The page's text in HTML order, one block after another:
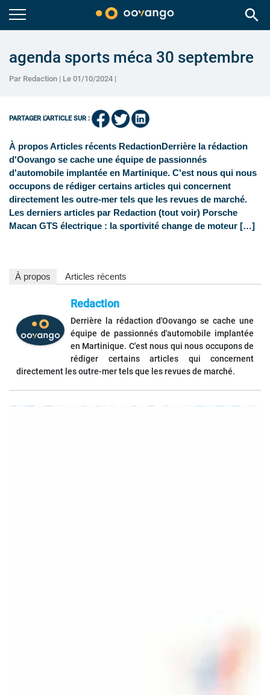
search
agenda sports méca 30 septembre
Par Redaction | Le 01/10/2024 |
PARTAGER L'ARTICLE SUR :
À propos Articles récents RedactionDerrière la rédaction
d'Oovango se cache une équipe de passionnés
d'automobile implantée en Martinique. C'est nous qui nous
occupons de rédiger certains articles qui concernent
directement les outre-mer tels que les revues de marché.
Les derniers articles par Redaction (tout voir) Porsche
Macan GTS électrique : la sportivité change de moteur […]
À propos Articles récents
Redaction
Derrière la rédaction d'Oovango se cache une
équipe de passionnés d'automobile implantée
en Martinique. C'est nous qui nous occupons de
rédiger certains articles qui concernent
directement les outre-mer tels que les revues de marché.